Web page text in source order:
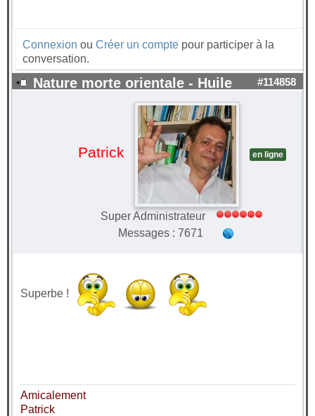
Connexion ou Créer un compte pour participer à la
conversation.
Nature morte orientale - Huile #114858
Patrick en ligne
Super Administrateur
Messages : 7671
Superbe !
Amicalement
Patrick